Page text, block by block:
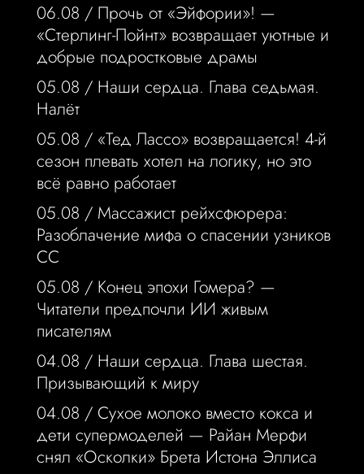
06.08 / Прочь от «Эйфории»! —
«Стерлинг-Пойнт» возвращает уютные и
добрые подростковые драмы
05.08 / Наши сердца. Глава седьмая.
Налёт
05.08 / «Тед Лассо» возвращается! 4-й
сезон плевать хотел на логику, но это
всё равно работает
05.08 / Массажист рейхсфюрера:
Разоблачение мифа о спасении узников
СС
05.08 / Конец эпохи Гомера? —
Читатели предпочли ИИ живым
писателям
04.08 / Наши сердца. Глава шестая.
Призывающий к миру
04.08 / Сухое молоко вместо кокса и
дети супермоделей — Райан Мерфи
снял «Осколки» Брета Истона Эллиса